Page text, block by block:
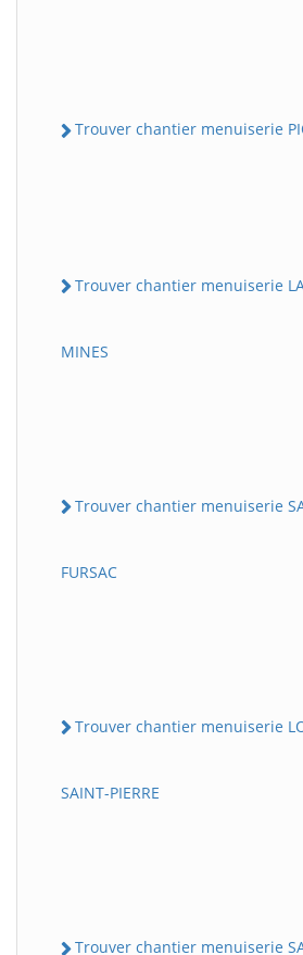
Trouver chantier menuiserie
Trouver chantier menuiserie
MINES
Trouver chantier menuiserie
FURSAC
Trouver chantier menuiserie
SAINT-PIERRE
Trouver chantier menuiserie